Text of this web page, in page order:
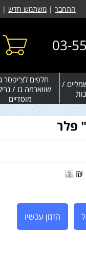
נגישות
אתר
המרכזיהתחבר | משתמש חדש |
03-
/
חלפים לצ'יפסר
שווארמה גז /
מוסדיים
הזמן עכשיו